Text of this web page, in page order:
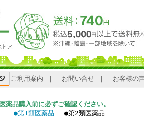
ご利用案内 ｜ お問い合せ｜ お客様の
医薬品購入前に必ずご確認ください。
●第1類医薬品
●第2類医薬品